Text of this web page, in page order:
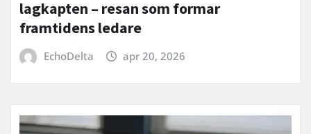
lagkapten – resan som formar
framtidens ledare
EchoDelta apr 20, 2026